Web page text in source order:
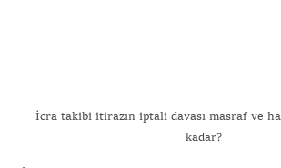
İcra takibi itirazın iptali davası masraf ve
kadar?